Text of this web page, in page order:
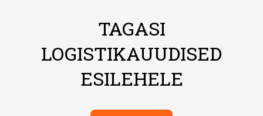
TAGASI
LOGISTIKAUUDISED
ESILEHELE